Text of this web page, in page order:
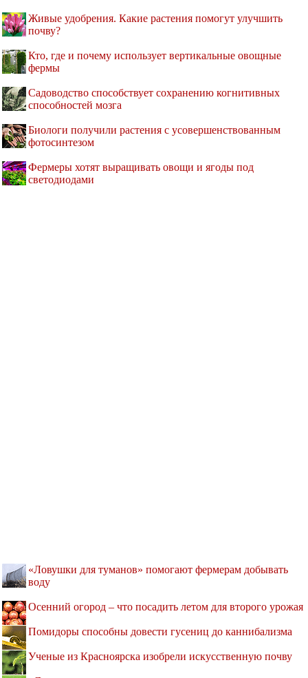
Живые удобрения. Какие растения помогут улучшить
почву?
Кто, где и почему использует вертикальные овощные
фермы
Садоводство способствует сохранению когнитивных
способностей мозга
Биологи получили растения с усовершенствованным
фотосинтезом
Фермеры хотят выращивать овощи и ягоды под
светодиодами
«Ловушки для туманов» помогают фермерам добывать
воду
Осенний огород – что посадить летом для второго урожая
Помидоры способны довести гусениц до каннибализма
Ученые из Красноярска изобрели искусственную почву